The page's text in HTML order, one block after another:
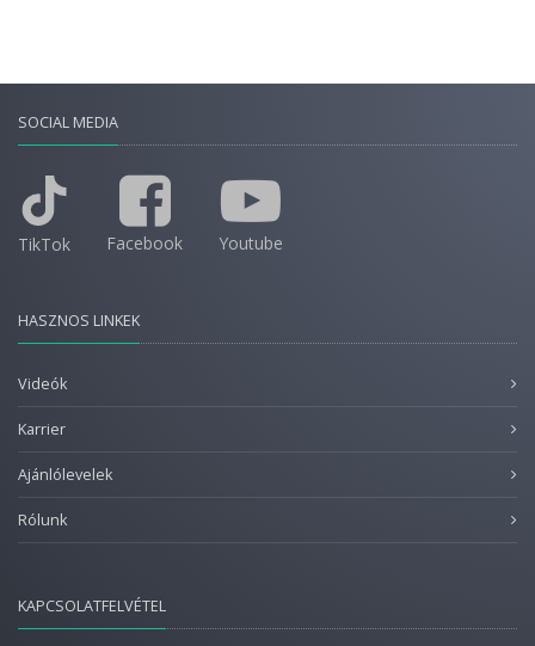
SOCIAL MEDIA
TikTok Facebook Youtube
HASZNOS LINKEK
Videók
Karrier
Ajánlólevelek
Rólunk
KAPCSOLATFELVÉTEL